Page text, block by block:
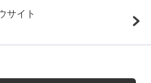
サイト